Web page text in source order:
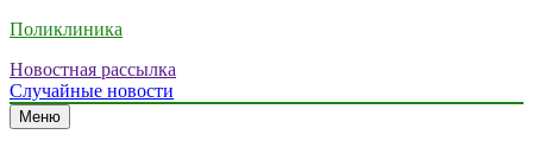
Поликлиника
Новостная рассылка
Случайные новости
Меню